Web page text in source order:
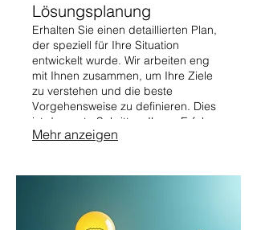
Lösungsplanung
Erhalten Sie einen detaillierten Plan,
der speziell für Ihre Situation
entwickelt wurde. Wir arbeiten eng
mit Ihnen zusammen, um Ihre Ziele
zu verstehen und die beste
Vorgehensweise zu definieren. Dies
ist der erste Schritt zu Ihrem Erfolg.
Mehr anzeigen